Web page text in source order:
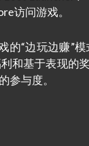
访问游戏。
的“边玩边赚
和基于表现的
参与度。